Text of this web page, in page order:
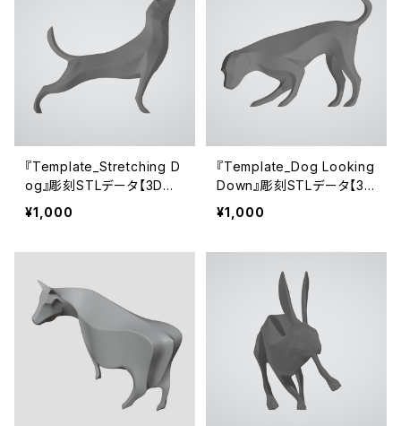
『Template_Stretching D
og』彫刻STLデータ【3Dプ
リント用】
¥1,000
『Template_Dog Looking
Down』彫刻STLデータ【3D
プリント用】
¥1,000